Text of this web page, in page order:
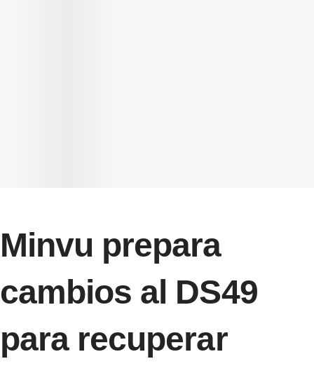
Minvu prepara
cambios al DS49
para recuperar